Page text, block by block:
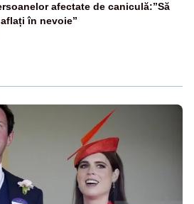
afectate de caniculă:”Să
în nevoie”